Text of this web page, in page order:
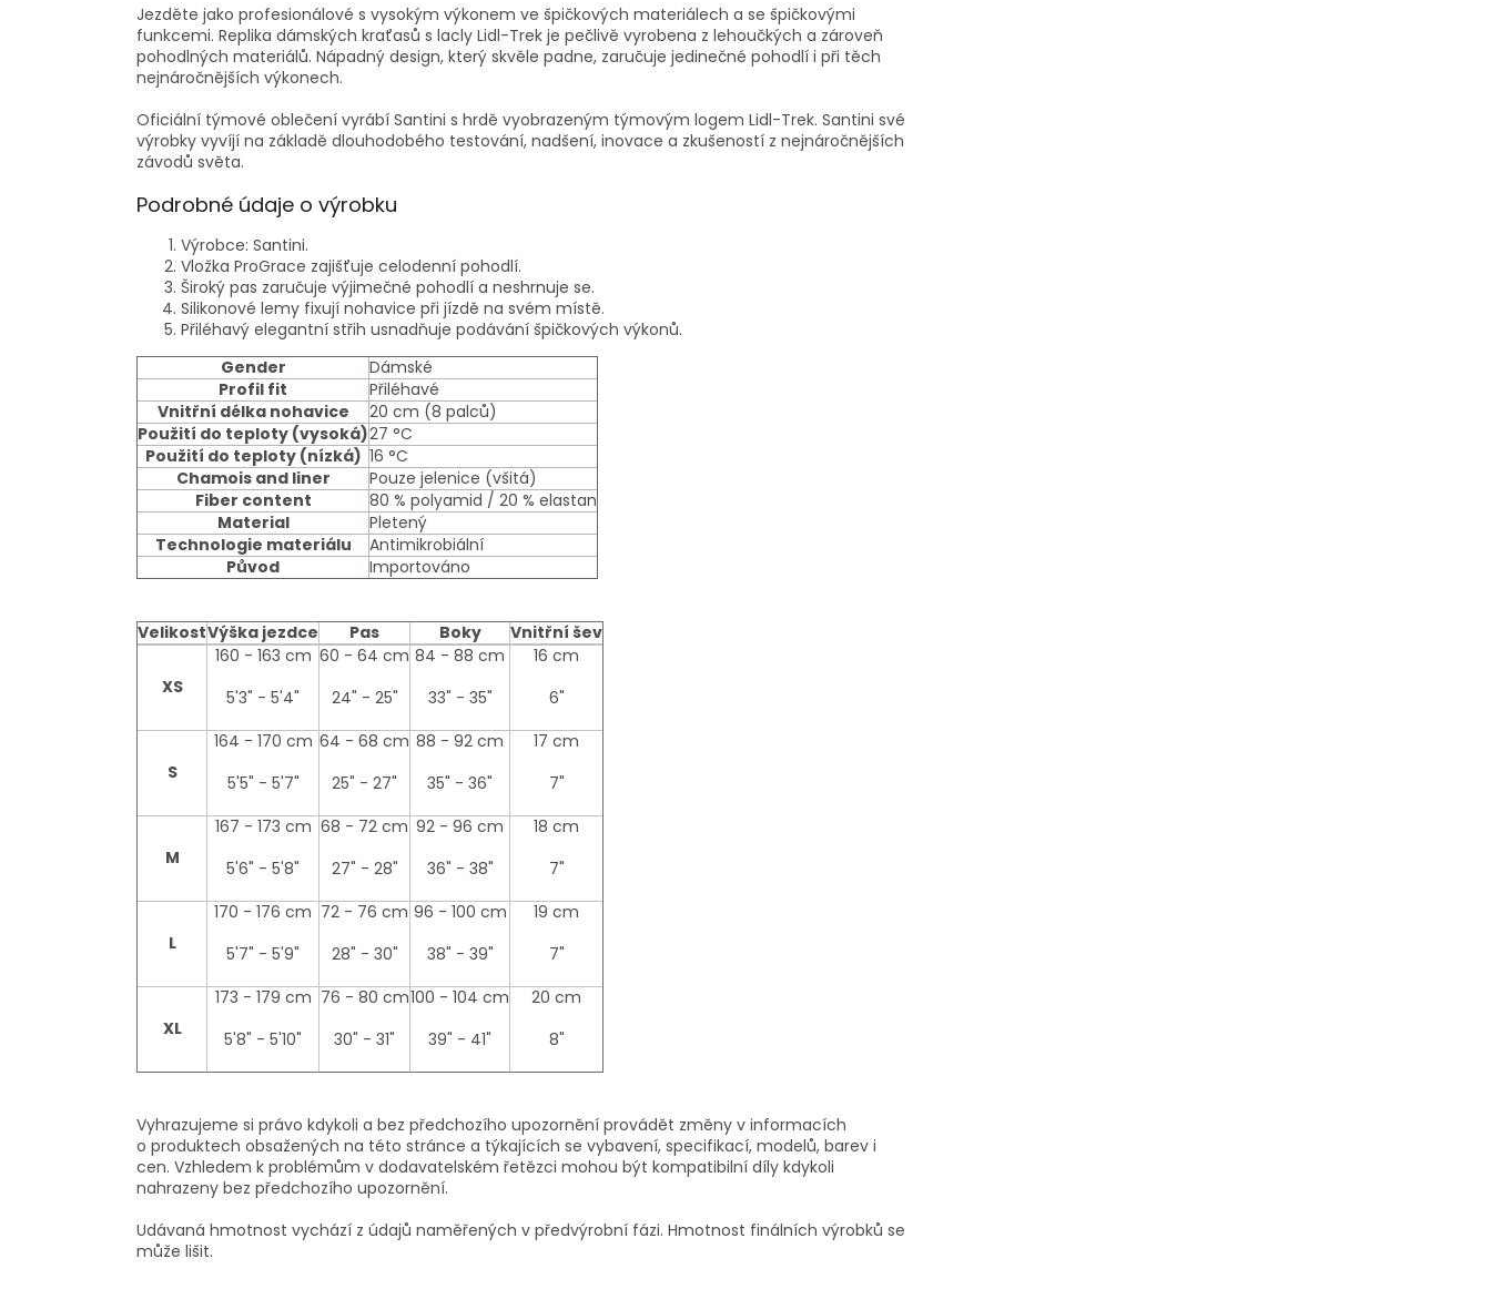
Jezděte jako profesionálové s vysokým výkonem ve špičkových materiálech a se špičkovými
funkcemi. Replika dámských kraťasů s lacly Lidl-Trek je pečlivě vyrobena z lehoučkých a zároveň
pohodlných materiálů. Nápadný design, který skvěle padne, zaručuje jedinečné pohodlí i při těch
nejnáročnějších výkonech.
Oficiální týmové oblečení vyrábí Santini s hrdě vyobrazeným týmovým logem Lidl-Trek. Santini své
výrobky vyvíjí na základě dlouhodobého testování, nadšení, inovace a zkušeností z nejnáročnějších
závodů světa.
Podrobné údaje o výrobku
Výrobce: Santini.
Vložka ProGrace zajišťuje celodenní pohodlí.
Široký pas zaručuje výjimečné pohodlí a neshrnuje se.
Silikonové lemy fixují nohavice při jízdě na svém místě.
Přiléhavý elegantní střih usnadňuje podávání špičkových výkonů.
Gender
Dámské
Profil fit
Přiléhavé
Vnitřní délka nohavice
20 cm (8 palců)
Použití do teploty (vysoká)27 °C
Použití do teploty (nízká) 16 °C
Chamois and liner
Pouze jelenice (všitá)
Fiber content
80 % polyamid / 20 % elastan
Material
Pletený
Technologie materiálu
Antimikrobiální
Původ
Importováno
VelikostVýška jezdce Pas Boky Vnitřní šev
XS
160 - 163 cm
5'3" - 5'4"
60 - 64 cm
24" - 25"
84 - 88 cm
33" - 35"
16 cm
6"
S
164 - 170 cm
5'5" - 5'7"
64 - 68 cm
25" - 27"
88 - 92 cm
35" - 36"
17 cm
7"
M
167 - 173 cm
5'6" - 5'8"
68 - 72 cm
27" - 28"
92 - 96 cm
36" - 38"
18 cm
7"
L
170 - 176 cm
5'7" - 5'9"
72 - 76 cm
28" - 30"
96 - 100 cm
38" - 39"
19 cm
7"
XL
173 - 179 cm
5'8" - 5'10"
76 - 80 cm
30" - 31"
100 - 104 cm
39" - 41"
20 cm
8"
Vyhrazujeme si právo kdykoli a bez předchozího upozornění provádět změny v informacích
o produktech obsažených na této stránce a týkajících se vybavení, specifikací, modelů, barev i
cen. Vzhledem k problémům v dodavatelském řetězci mohou být kompatibilní díly kdykoli
nahrazeny bez předchozího upozornění.
Udávaná hmotnost vychází z údajů naměřených v předvýrobní fázi. Hmotnost finálních výrobků se
může lišit.